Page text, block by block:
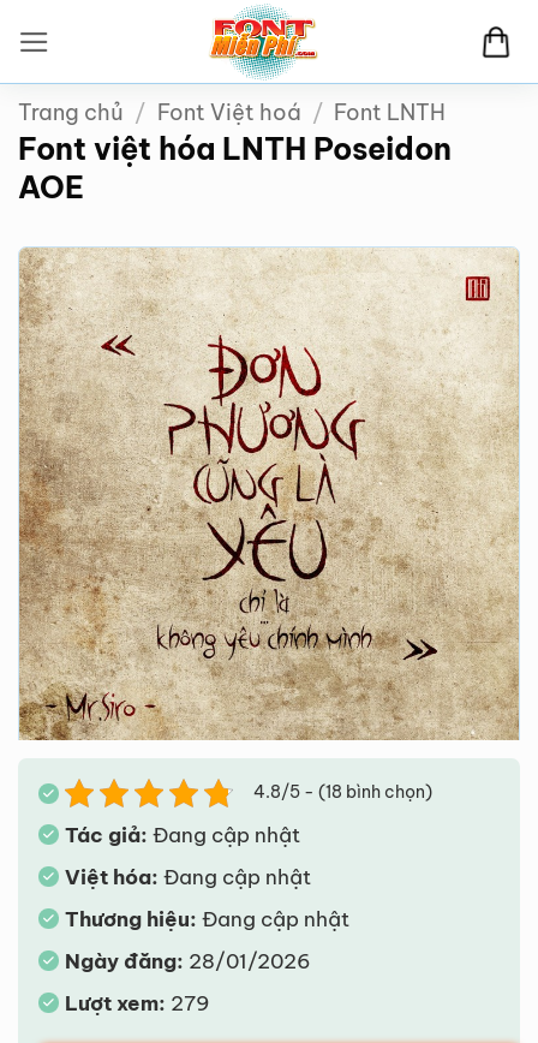
qua
nội
dung
Trang chủ / Font Việt hoá / Font LNTH
Font việt hóa LNTH Poseidon
AOE
4.8/5 - (18 bình chọn)
Tác giả: Đang cập nhật
Việt hóa: Đang cập nhật
Thương hiệu: Đang cập nhật
Ngày đăng: 28/01/2026
Lượt xem: 279